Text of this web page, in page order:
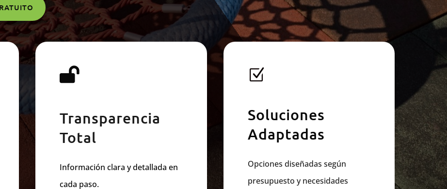

Transparencia
Total
Información clara y detallada en
cada paso.
Z
Soluciones
Adaptadas
Opciones diseñadas según
presupuesto y necesidades